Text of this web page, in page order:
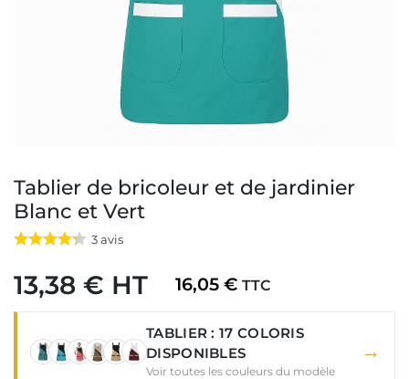
Tablier de bricoleur et de jardinier
Blanc et Vert
3avis
13,38 € HT 16,05 € TTC
TABLIER : 17 COLORIS
DISPONIBLES
Voir toutes les couleurs du modèle
→